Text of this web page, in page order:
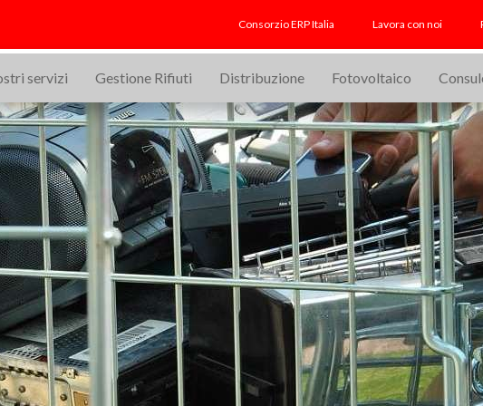
Consorzio ERP Italia Lavora con noi
servizi Gestione Rifiuti Distribuzione Fotovoltaico